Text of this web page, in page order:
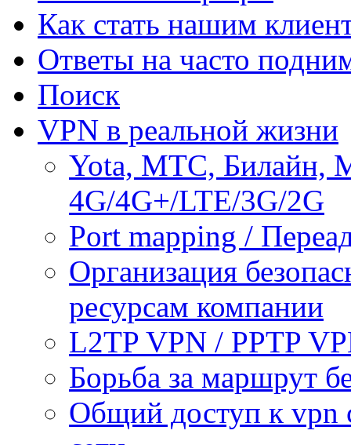
Как стать нашим
Ответы на часто
Поиск
VPN в реальной жизни
Yota, МТС, Билайн,
4G/4G+/LTE/3G/2G
Port mapping /
Организация
ресурсам компании
L2TP VPN / PPTP
Борьба за маршрут
Общий доступ к vpn